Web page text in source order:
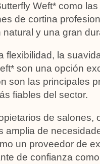
Weft* como
de cortina
y una gran
flexibilidad, la
son una opción
son las principales
fiables del sector.
de salones,
amplia de
un proveedor de
de confianza